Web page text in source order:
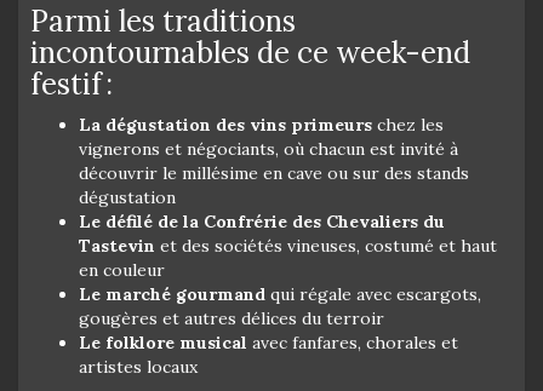
Parmi les traditions
incontournables de ce week-end
festif :
La dégustation des vins primeurs chez les
vignerons et négociants, où chacun est invité à
découvrir le millésime en cave ou sur des stands
dégustation
Le défilé de la Confrérie des Chevaliers du
Tastevin et des sociétés vineuses, costumé et haut
en couleur
Le marché gourmand qui régale avec escargots,
gougères et autres délices du terroir
Le folklore musical avec fanfares, chorales et
artistes locaux